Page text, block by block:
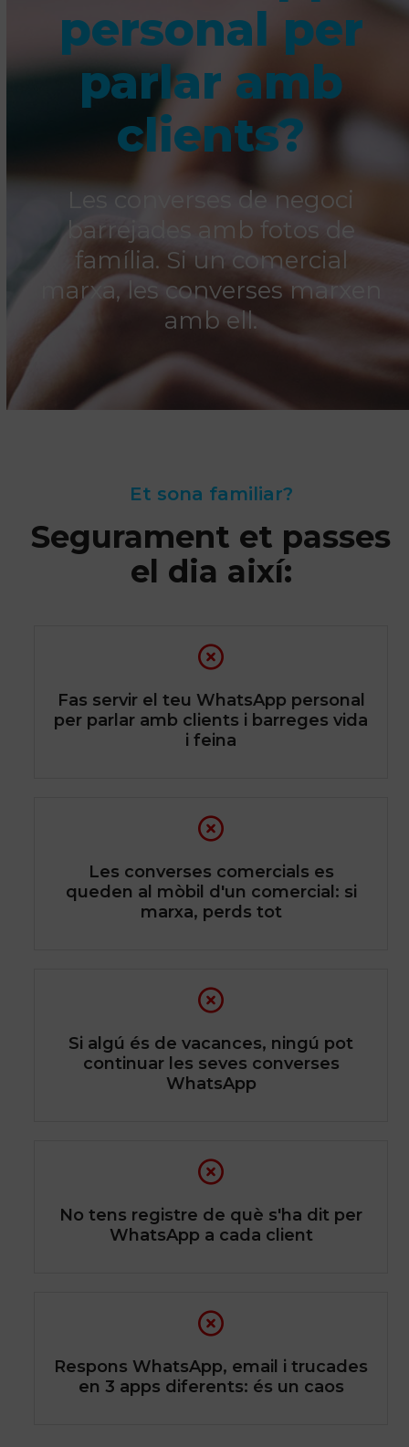
personal per
parlar amb
clients?
Les converses de negoci
barrejades amb fotos de
família. Si un comercial
marxa, les converses marxen
amb ell.
Et sona familiar?
Segurament et passes
el dia així:
Fas servir el teu WhatsApp personal
per parlar amb clients i barreges vida
i feina
Les converses comercials es
queden al mòbil d'un comercial: si
marxa, perds tot
Si algú és de vacances, ningú pot
continuar les seves converses
WhatsApp
No tens registre de què s'ha dit per
WhatsApp a cada client
Respons WhatsApp, email i trucades
en 3 apps diferents: és un caos